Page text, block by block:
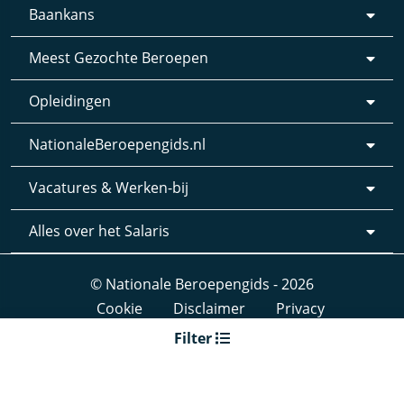
Filter
Baankans
Meest Gezochte Beroepen
Opleidingen
NationaleBeroepengids.nl
Vacatures & Werken-bij
Alles over het Salaris
© Nationale Beroepengids - 2026
Cookie
Disclaimer
Privacy
Webdesign & realisatie: